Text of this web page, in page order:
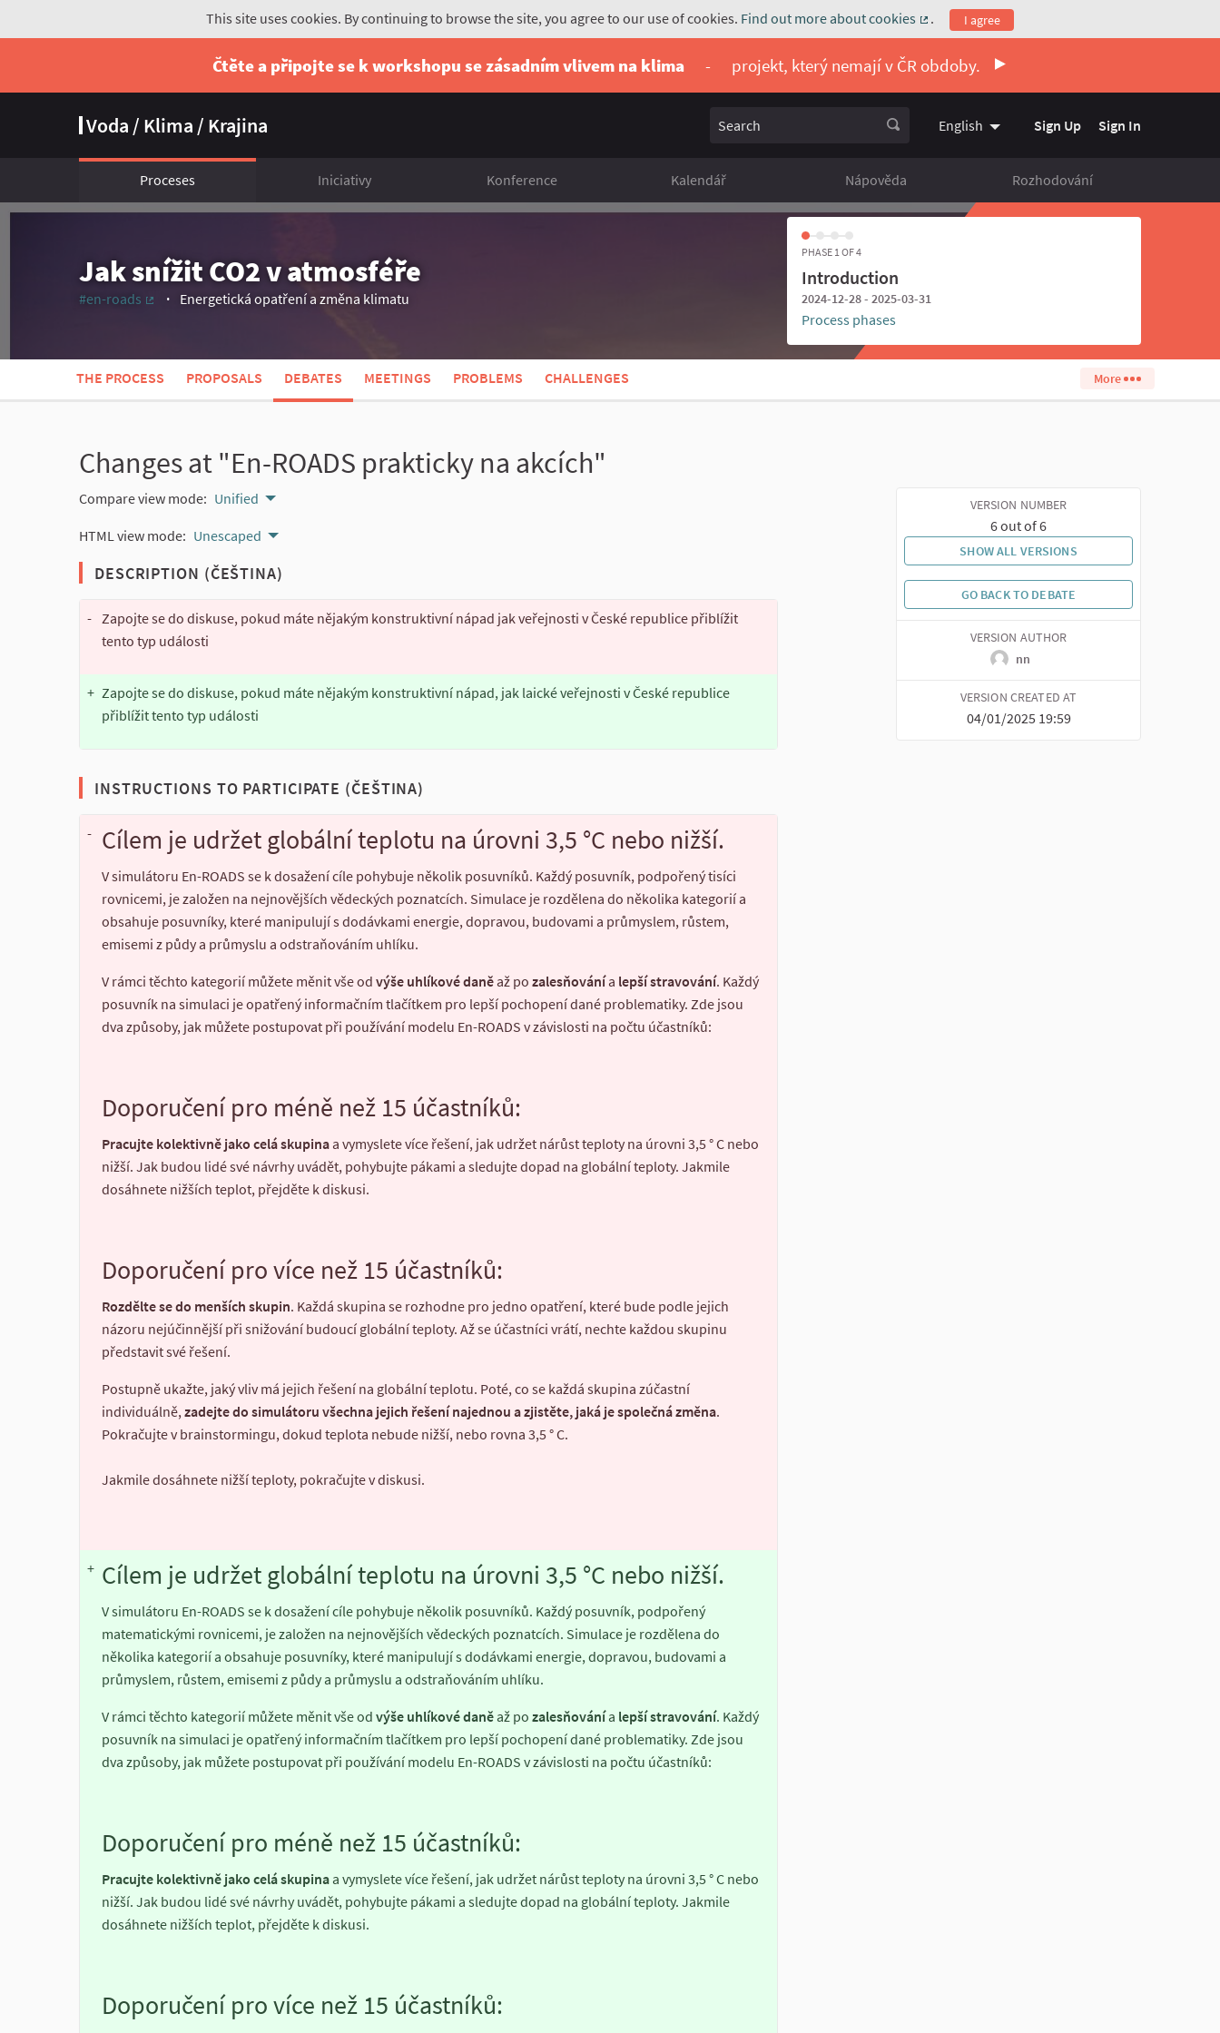
This site uses cookies. By continuing to browse the site, you agree to our use of cookies. Find out more about cookies
(External link)
. I agree
Čtěte a připojte se k workshopu se zásadním vlivem na klima - projekt, který nemají v ČR obdoby.
Voda / Klima / Krajina Search English Vyberte jazyk Choose language
Sign Up Sign In
Proceses Iniciativy Konference Kalendář Nápověda Rozhodování
Jak snížit CO2 v atmosféře
#en-roads
Energetická opatření a změna klimatu
PHASE 1 OF 4
Introduction
2024-12-28 - 2025-03-31
Process phases
THE PROCESS PROPOSALS DEBATES MEETINGS PROBLEMS CHALLENGES More
Changes at "En-ROADS prakticky na akcích"
Compare view mode: Unified
HTML view mode: Unescaped
DESCRIPTION (ČEŠTINA)
- Zapojte se do diskuse, pokud máte nějakým konstruktivní nápad jak veřejnosti v České republice přiblížit
tento typ události
+ Zapojte se do diskuse, pokud máte nějakým konstruktivní nápad, jak laické veřejnosti v České republice
přiblížit tento typ události
INSTRUCTIONS TO PARTICIPATE (ČEŠTINA)
- Cílem je udržet globální teplotu na úrovni 3,5 °C nebo nižší.
V simulátoru En-ROADS se k dosažení cíle pohybuje několik posuvníků. Každý posuvník, podpořený tisíci
rovnicemi, je založen na nejnovějších vědeckých poznatcích. Simulace je rozdělena do několika kategorií a
obsahuje posuvníky, které manipulují s dodávkami energie, dopravou, budovami a průmyslem, růstem,
emisemi z půdy a průmyslu a odstraňováním uhlíku.
V rámci těchto kategorií můžete měnit vše od výše uhlíkové daně až po zalesňovánía lepší stravování. Každý
posuvník na simulaci je opatřený informačním tlačítkem pro lepší pochopení dané problematiky. Zde jsou
dva způsoby, jak můžete postupovat při používání modelu En-ROADS v závislosti na počtu účastníků:
Doporučení pro méně než 15 účastníků:
Pracujte kolektivně jako celá skupina a vymyslete více řešení, jak udržet nárůst teploty na úrovni 3,5 ° C nebo
nižší. Jak budou lidé své návrhy uvádět, pohybujte pákami a sledujte dopad na globální teploty. Jakmile
dosáhnete nižších teplot, přejděte k diskusi.
Doporučení pro více než 15 účastníků:
Rozdělte se do menších skupin. Každá skupina se rozhodne pro jedno opatření, které bude podle jejich
názoru nejúčinnější při snižování budoucí globální teploty. Až se účastníci vrátí, nechte každou skupinu
představit své řešení.
Postupně ukažte, jaký vliv má jejich řešení na globální teplotu. Poté, co se každá skupina zúčastní
individuálně,zadejte do simulátoru všechna jejich řešení najednou a zjistěte, jaká je společná změna.
Pokračujte v brainstormingu, dokud teplota nebude nižší, nebo rovna 3,5 ° C.
Jakmile dosáhnete nižší teploty, pokračujte v diskusi.
+ Cílem je udržet globální teplotu na úrovni 3,5 °C nebo nižší.
V simulátoru En-ROADS se k dosažení cíle pohybuje několik posuvníků. Každý posuvník, podpořený
matematickými rovnicemi, je založen na nejnovějších vědeckých poznatcích. Simulace je rozdělena do
několika kategorií a obsahuje posuvníky, které manipulují s dodávkami energie, dopravou, budovami a
průmyslem, růstem, emisemi z půdy a průmyslu a odstraňováním uhlíku.
V rámci těchto kategorií můžete měnit vše od výše uhlíkové daně až po zalesňovánía lepší stravování. Každý
posuvník na simulaci je opatřený informačním tlačítkem pro lepší pochopení dané problematiky. Zde jsou
dva způsoby, jak můžete postupovat při používání modelu En-ROADS v závislosti na počtu účastníků:
Doporučení pro méně než 15 účastníků:
Pracujte kolektivně jako celá skupina a vymyslete více řešení, jak udržet nárůst teploty na úrovni 3,5 ° C nebo
nižší. Jak budou lidé své návrhy uvádět, pohybujte pákami a sledujte dopad na globální teploty. Jakmile
dosáhnete nižších teplot, přejděte k diskusi.
Doporučení pro více než 15 účastníků:
VERSION NUMBER
6 out of 6
SHOW ALL VERSIONS
GO BACK TO DEBATE
VERSION AUTHOR
nn
VERSION CREATED AT
04/01/2025 19:59